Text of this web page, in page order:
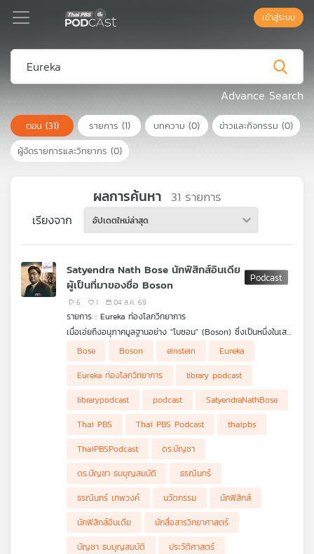
Podcast
เพล
ย์
ลิ
เพล
สต์
เข้าสู่ระบบ
Advance Search
ตอน (31) รายการ (1) บทความ (0) ข่าวและกิจกรรม (0)
ผู้จัดรายการและวิทยากร (0)
ผลการค้นหา 31 รายการ
เรียงจาก อัปเดตใหม่ล่าสุด
Satyendra Nath Bose นักฟิสิกส์อินเดีย
ผู้เป็นที่มาของชื่อ Boson
6 1 04 ส.ค. 69
รายการ : Eureka ท่องโลกวิทยาการ
เมื่อเอ่ยถึงอนุภาคมูลฐานอย่าง "โบซอน" (Boson) ซึ่งเป็นหนึ่งในเสา
มาของชื่อนี้มาจากนักฟิสิกส์อัจฉริยะชาวอินเดียผู้พลิกหน้า
ประวัติศาสตร์วงการวิทยาศาสตร์โลกนามว่า สัตเยนทรา นาถ โพส
(Satyendra Nath Bose) หรือที่อาจเรียกสั้น ๆ ว่า 'สัตเยน'
รายการ Eureka ท่องโลกวิทยาการ ในตอนนี้ ดร.บัญชา ธนบุญ
สมบัติ จะพาทุกท่านไปทำความรู้จักกับชีวิตและผลงานอันน่าทึ่งของสัต
เยน ตั้งแต่วัยเด็กผู้ฉายแววอัจฉริยะด้านคณิตศาสตร์ จนถึงเรื่องราว
น่าทึ่งเมื่อเขาทำคะแนนสอบได้ถึง 110 เต็ม 100 จากการแสดงวิธีทำ
มากกว่าหนึ่งแบบและ
มีแบบที่ครูไม่ได้สอน
จากจุดเริ่มต้นของนักฟิสิกส์โนเนมในอินเดีย สัตเยนได้สร้างผลงาน
เปลี่ยนโลกด้วยการคิดค้นวิธีพิสูจน์สมการการแผ่รังสีของวัตถุดำแบบ
ใหม่ แต่เมื่อส่งไปยังวารสารฉบับหนึ่งกลับไม่ผ่าน เขาจึงเขียนจดหมาย
ถึงไอน์สไตน์เพื่อให้ไอน์สไตน์พิจารณาผลงานของเขา และหากไอน์ส
ไตน์เห็นว่ามีคุณค่า เขาก็ขอให้ช่วยแปลบทความจากภาษาอังกฤษเป็น
เปลี่ยนจากนักฟิสิกส์โนเนมไปเป็นนักฟิสิกส์ดาวรุ่งทันที ต่อมา ไอน์ส
ไตน์ได้ต่อยอดความคิดของสัตเยนจนกลายเป็น สถิติแบบโบส-ไอน์ส
ไตน์ (Bose-Einstein statistics) และไอน์สไตน์ได้ทำนาย คอนเดน
ของสสาร ซึ่งนักฟิสิกส์พบว่าเป็นความจริงในอีกราว 70 ปีต่อมา
ได้หลายภาษา มีความสามารถทางดนตรี และอุทิศตนในช่วงบั้นปลาย
Bose Boson einstein
Eureka
Eureka ท่องโลกวิทยาการ
library podcast
librarypodcast
podcast
SatyendraNathBose
Thai PBS
Thai PBS Podcast
thaipbs
ThaiPBSPodcast
ดร.บัญชา
ดร.บัญชา ธนบุญสมบัติ
ธรณินทร์
ธรณินทร์ เทพวงค์
นวัตกรรม
นักฟิสิกส์
นักฟิสิกส์อินเดีย
นักสื่อสารวิทยาศาสตร์
บัญชา ธนบุญสมบัติ
ประวัติศาสตร์